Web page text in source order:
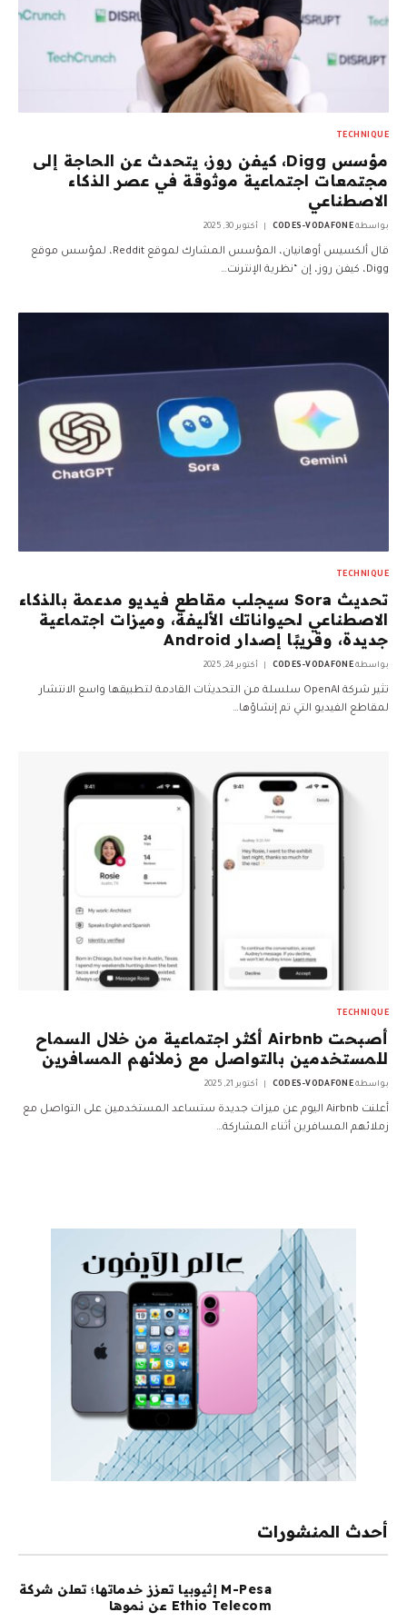
TECHNIQUE
مؤسس Digg، كيفن روز، يتحدث عن الحاجة إلى
مجتمعات اجتماعية موثوقة في عصر الذكاء
الاصطناعي
بواسطة CODES-VODAFONE أكتوبر 30, 2025
قال ألكسيس أوهانيان، المؤسس المشارك لموقع Reddit، لمؤسس موقع
Digg، كيفن روز، إن “نظرية الإنترنت…
TECHNIQUE
تحديث Sora سيجلب مقاطع فيديو مدعمة بالذكاء
الاصطناعي لحيواناتك الأليفة، وميزات اجتماعية
جديدة، وقريبًا إصدار Android
بواسطة CODES-VODAFONE أكتوبر 24, 2025
تثير شركة OpenAI سلسلة من التحديثات القادمة لتطبيقها واسع الانتشار
لمقاطع الفيديو التي تم إنشاؤها…
TECHNIQUE
أصبحت Airbnb أكثر اجتماعية من خلال السماح
للمستخدمين بالتواصل مع زملائهم المسافرين
بواسطة CODES-VODAFONE أكتوبر 21, 2025
أعلنت Airbnb اليوم عن ميزات جديدة ستساعد المستخدمين على التواصل مع
زملائهم المسافرين أثناء المشاركة…
أحدث المنشورات
M-Pesa إثيوبيا تعزز خدماتها؛ تعلن شركة
Ethio Telecom عن نموها